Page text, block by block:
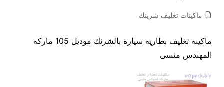
ماكينات تغليف شرينك
ماكينة تغليف بطارية سيارة بالشرنك موديل 105 ماركة
المهندس منسى